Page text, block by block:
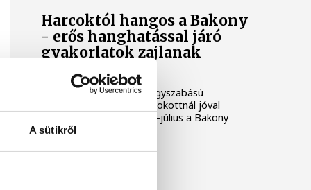
A sütikről
Harcoktól hangos a Bakony
- erős hanghatással járó
gyakorlatok zajlanak
éjszaka is
A Magyar Honvédség nagyszabású
kiképzései miatt a megszokottnál jóval
hangosabb lehet a június-július a Bakony
térségében.